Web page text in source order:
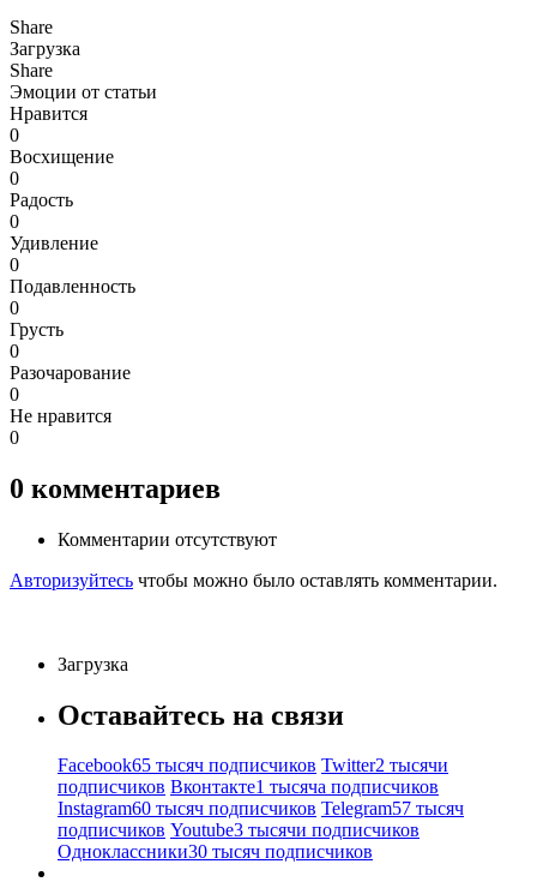
Share
Загрузка
Share
Эмоции от статьи
Нравится
0
Восхищение
0
Радость
0
Удивление
0
Подавленность
0
Грусть
0
Разочарование
0
Не нравится
0
0 комментариев
Комментарии отсутствуют
Авторизуйтесь чтобы можно было оставлять комментарии.
Загрузка
Оставайтесь на связи
Facebook65 тысяч подписчиков Twitter2 тысячи
подписчиков Вконтакте1 тысяча подписчиков
Instagram60 тысяч подписчиков Telegram57 тысяч
подписчиков Youtube3 тысячи подписчиков
Одноклассники30 тысяч подписчиков